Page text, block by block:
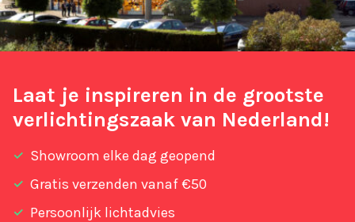
Laat je inspireren in de grootste
verlichtingszaak van Nederland!
Showroom elke dag geopend
Gratis verzenden vanaf €50
Persoonlijk lichtadvies